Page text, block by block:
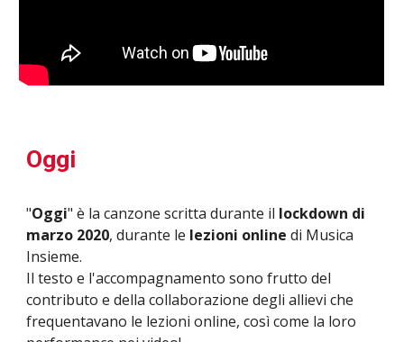
Oggi
"Oggi" è la canzone scritta durante il lockdown di
marzo 2020, durante le lezioni online di Musica
Insieme.
Il testo e l'accompagnamento sono frutto del
contributo e della collaborazione degli allievi che
frequentavano le lezioni online, così come la loro